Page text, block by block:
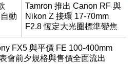
動
Tamron 推出 Canon RF 與
Nikon Z 接環 17-70mm
F2.8 恆定大光圈標準變焦
鏡
FX5 與平價 FE 100-400mm
會前夕規格與售價全面流出